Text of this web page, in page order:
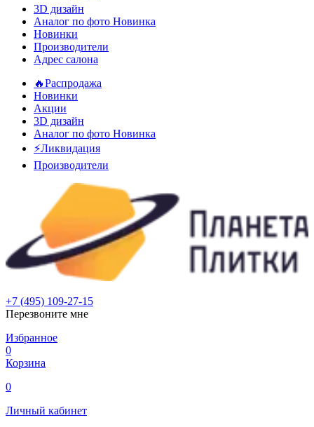
3D дизайн
Аналог по фото Новинка
Новинки
Производители
Адрес салона
🔥Распродажа
Новинки
Акции
3D дизайн
Аналог по фото Новинка
⚡Ликвидация
Производители
+7 (495) 109-27-15
Перезвоните мне
Избранное
0
Корзина
0
Личный кабинет